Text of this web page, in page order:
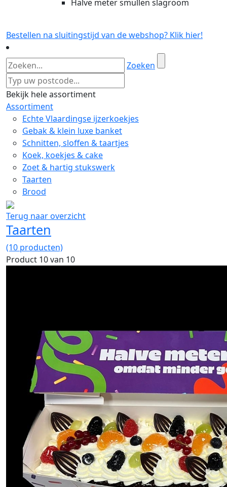
Halve meter smullen slagroom
Bestellen na sluitingstijd van de webshop? Klik hier!
Zoeken
Bekijk hele assortiment
Assortiment
Echte Vlaardingse ijzerkoekjes
Gebak & klein luxe banket
Schnitten, sloffen & taartjes
Koek, koekjes & cake
Zoet & hartig stukswerk
Taarten
Brood
Terug naar overzicht
Taarten
(10 producten)
Product 10 van 10